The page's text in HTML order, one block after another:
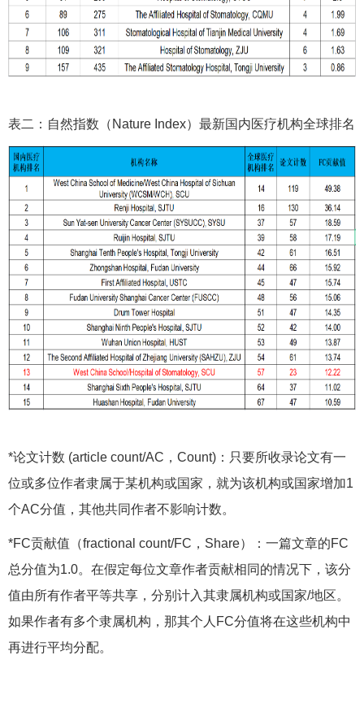
表二：自然指数（Nature Index）最新国内医疗机构全球排名
*论文计数 (article count/AC，Count)：只要所收录论文有一
位或多位作者隶属于某机构或国家，就为该机构或国家增加1
个AC分值，其他共同作者不影响计数。
*FC贡献值（fractional count/FC，Share）：一篇文章的FC
总分值为1.0。在假定每位文章作者贡献相同的情况下，该分
值由所有作者平等共享，分别计入其隶属机构或国家/地区。
如果作者有多个隶属机构，那其个人FC分值将在这些机构中
再进行平均分配。